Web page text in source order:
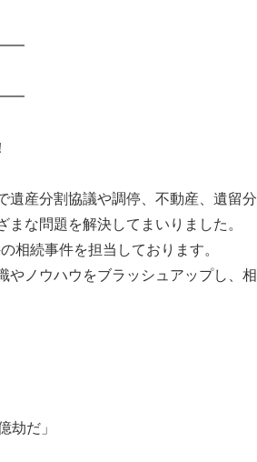
遺産分割協議や調停、不動産、遺留分
な問題を解決してまいりました。
相続事件を担当しております。
やノウハウをブラッシュアップし、相
劫だ」